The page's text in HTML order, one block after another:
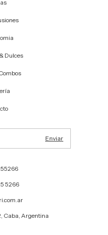
Dulces
5266
Caba, Argentina